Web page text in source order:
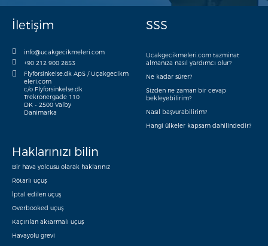
İletişim SSS
info@ucakgecikmeleri.com
+90 212 900 2653
Flyforsinkelse.dk ApS / Uçakgecikm
eleri.com
c/o Flyforsinkelse.dk
Trekronergade 110
DK - 2500 Valby
Danimarka
Ucakgecikmeleri.com tazminat
almanıza nasıl yardımcı olur?
Ne kadar sürer?
Sizden ne zaman bir cevap
bekleyebilirim?
Nasıl başvurabilirim?
Hangi ülkeler kapsam dahilindedir?
Haklarınızı bilin
Bir hava yolcusu olarak haklarınız
Rötarlı uçuş
İptal edilen uçuş
Overbooked uçuş
Kaçırılan aktarmalı uçuş
Havayolu grevi